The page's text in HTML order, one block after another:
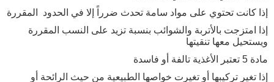
إذا كانت تحتوي على مواد سامة تحدث ضرراً إلا في الحدود المقررة
إذا امتزجت بالأتربة والشوائب بنسبة تزيد على النسب المقررة
ويستحيل معها تنقيتها
مادة 5 تعتبر الأغذية تالفة أو فاسدة
إذا تغير تركيبها أو تغيرت خواصها الطبيعية من حيث الرائحة أو